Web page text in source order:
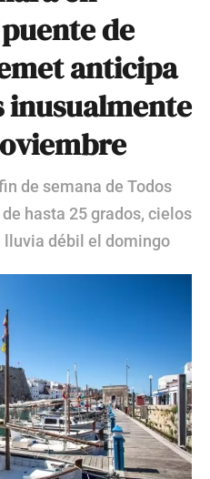
de
anticipa
de semana de Todos
hasta 25 grados, cielos
lluvia débil el domingo